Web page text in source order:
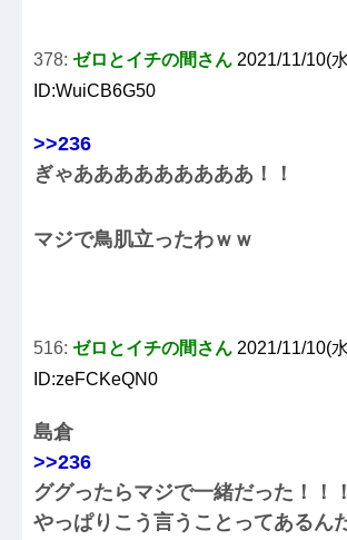
378: ゼロとイチの間さん 2021/11/10(
ID:WuiCB6G50
>>236
ぎゃあああああああああ！！
マジで鳥肌立ったわｗｗ
516: ゼロとイチの間さん 2021/11/10(
ID:zeFCKeQN0
島倉
>>236
ググったらマジで一緒だった！！！
やっぱりこう言うことってあるん